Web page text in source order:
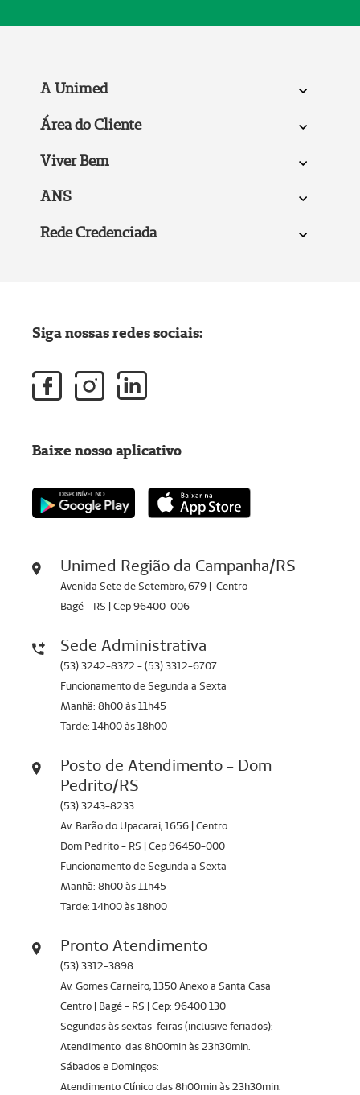
A Unimed
Área do Cliente
Viver Bem
ANS
Rede Credenciada
Unimed Região da Campanha/RS
Avenida Sete de Setembro, 679 | Centro
Bagé - RS | Cep 96400-006
Sede Administrativa
(53) 3242-8372 - (53) 3312-6707
Funcionamento de Segunda a Sexta
Manhã: 8h00 às 11h45
Tarde: 14h00 às 18h00
Posto de Atendimento - Dom
Pedrito/RS
(53) 3243-8233
Av. Barão do Upacarai, 1656 | Centro
Dom Pedrito - RS | Cep 96450-000
Funcionamento de Segunda a Sexta
Manhã: 8h00 às 11h45
Tarde: 14h00 às 18h00
Pronto Atendimento
(53) 3312-3898
Av. Gomes Carneiro, 1350 Anexo a Santa Casa
Centro | Bagé - RS | Cep: 96400 130
Segundas às sextas-feiras (inclusive feriados):
Atendimento das 8h00min às 23h30min.
Sábados e Domingos:
Atendimento Clínico das 8h00min às 23h30min.
Siga nossas redes sociais:
Baixe nosso aplicativo